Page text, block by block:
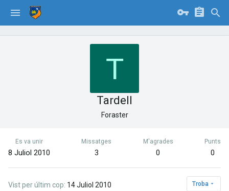
T
Tardell
Foraster
Es va unir
8 Juliol 2010
Missatges
3
M'agrades
0
Punts
0
Vist per últim cop 14 Juliol 2010 Troba